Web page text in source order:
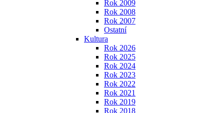
Rok 2009
Rok 2008
Rok 2007
Ostatní
Kultura
Rok 2026
Rok 2025
Rok 2024
Rok 2023
Rok 2022
Rok 2021
Rok 2019
Rok 2018